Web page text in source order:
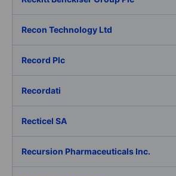
Recon Technology Ltd
Record Plc
Recordati
Recticel SA
Recursion Pharmaceuticals Inc.